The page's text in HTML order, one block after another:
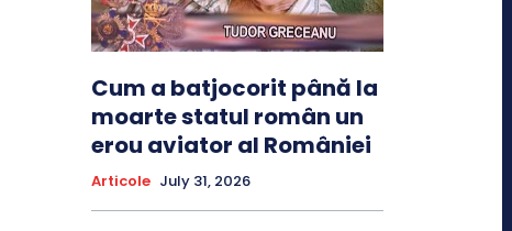
Cum a batjocorit până la
moarte statul român un
erou aviator al României
Articole July 31, 2026